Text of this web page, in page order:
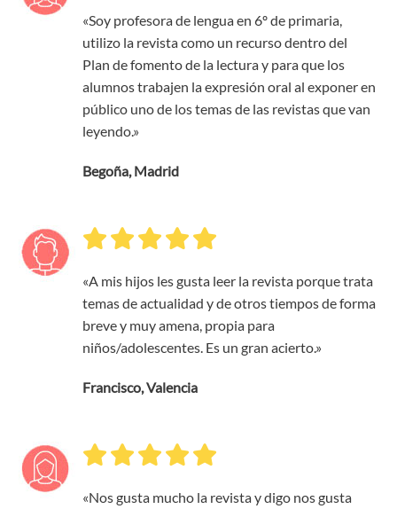
«Soy profesora de lengua en 6º de primaria,
utilizo la revista como un recurso dentro del
Plan de fomento de la lectura y para que los
alumnos trabajen la expresión oral al exponer en
público uno de los temas de las revistas que van
leyendo.»
Begoña, Madrid
«A mis hijos les gusta leer la revista porque trata
temas de actualidad y de otros tiempos de forma
breve y muy amena, propia para
niños/adolescentes. Es un gran acierto.»
Francisco, Valencia
«Nos gusta mucho la revista y digo nos gusta